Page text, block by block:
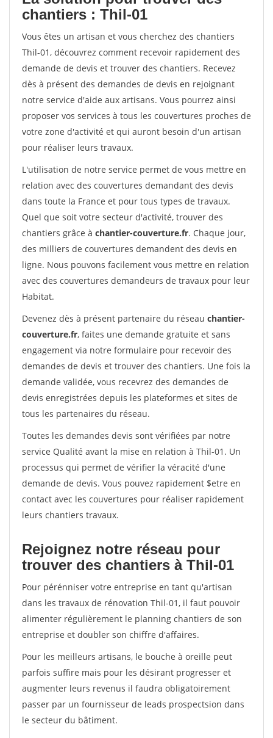
chantiers : Thil-01
Vous êtes un artisan et vous cherchez des chantiers
Thil-01, découvrez comment recevoir rapidement des
demande de devis et trouver des chantiers. Recevez
dès à présent des demandes de devis en rejoignant
notre service d'aide aux artisans. Vous pourrez ainsi
proposer vos services à tous les couvertures proches de
votre zone d'activité et qui auront besoin d'un artisan
pour réaliser leurs travaux.
L'utilisation de notre service permet de vous mettre en
relation avec des couvertures demandant des devis
dans toute la France et pour tous types de travaux.
Quel que soit votre secteur d'activité, trouver des
chantiers grâce à chantier-couverture.fr. Chaque jour,
des milliers de couvertures demandent des devis en
ligne. Nous pouvons facilement vous mettre en relation
avec des couvertures demandeurs de travaux pour leur
Habitat.
Devenez dès à présent partenaire du réseau chantier-
couverture.fr, faites une demande gratuite et sans
engagement via notre formulaire pour recevoir des
demandes de devis et trouver des chantiers. Une fois la
demande validée, vous recevrez des demandes de
devis enregistrées depuis les plateformes et sites de
tous les partenaires du réseau.
Toutes les demandes devis sont vérifiées par notre
service Qualité avant la mise en relation à Thil-01. Un
processus qui permet de vérifier la véracité d'une
demande de devis. Vous pouvez rapidement $etre en
contact avec les couvertures pour réaliser rapidement
leurs chantiers travaux.
Rejoignez notre réseau pour
trouver des chantiers à Thil-01
Pour pérénniser votre entreprise en tant qu'artisan
dans les travaux de rénovation Thil-01, il faut pouvoir
alimenter régulièrement le planning chantiers de son
entreprise et doubler son chiffre d'affaires.
Pour les meilleurs artisans, le bouche à oreille peut
parfois suffire mais pour les désirant progresser et
augmenter leurs revenus il faudra obligatoirement
passer par un fournisseur de leads prospectsion dans
le secteur du bâtiment.